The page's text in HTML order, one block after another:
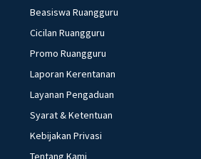
Beasiswa Ruangguru
Cicilan Ruangguru
Promo Ruangguru
Laporan Kerentanan
Layanan Pengaduan
Syarat & Ketentuan
Kebijakan Privasi
Tentang Kami